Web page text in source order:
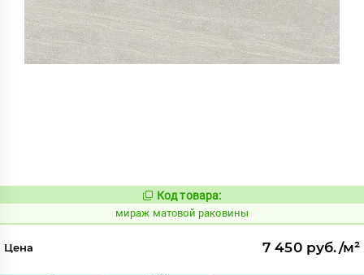
Код:
991078
Код товара:
мираж матовой раковины
Цена 7 450 руб./м²